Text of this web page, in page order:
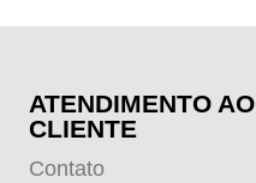
ATENDIMENTO AO
CLIENTE
Contato